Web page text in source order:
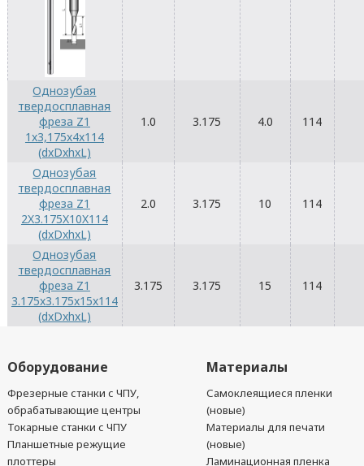
Однозубая
твердосплавная
фреза Z1
1x3,175x4x114
(dxDxhxL)
1.0 3.175 4.0 114
Однозубая
твердосплавная
фреза Z1
2X3.175X10X114
(dxDxhxL)
2.0 3.175 10 114
Однозубая
твердосплавная
фреза Z1
3.175x3.175x15x114
(dxDxhxL)
3.175 3.175 15 114
Оборудование
Фрезерные станки с ЧПУ,
обрабатывающие центры
Токарные станки с ЧПУ
Планшетные режущие
плоттеры
Материалы
Самоклеящиеся пленки
(новые)
Материалы для печати
(новые)
Ламинационная пленка